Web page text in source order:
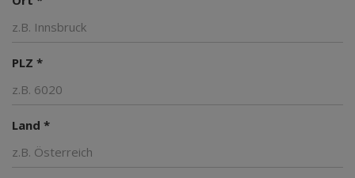
PLZ *
Land *